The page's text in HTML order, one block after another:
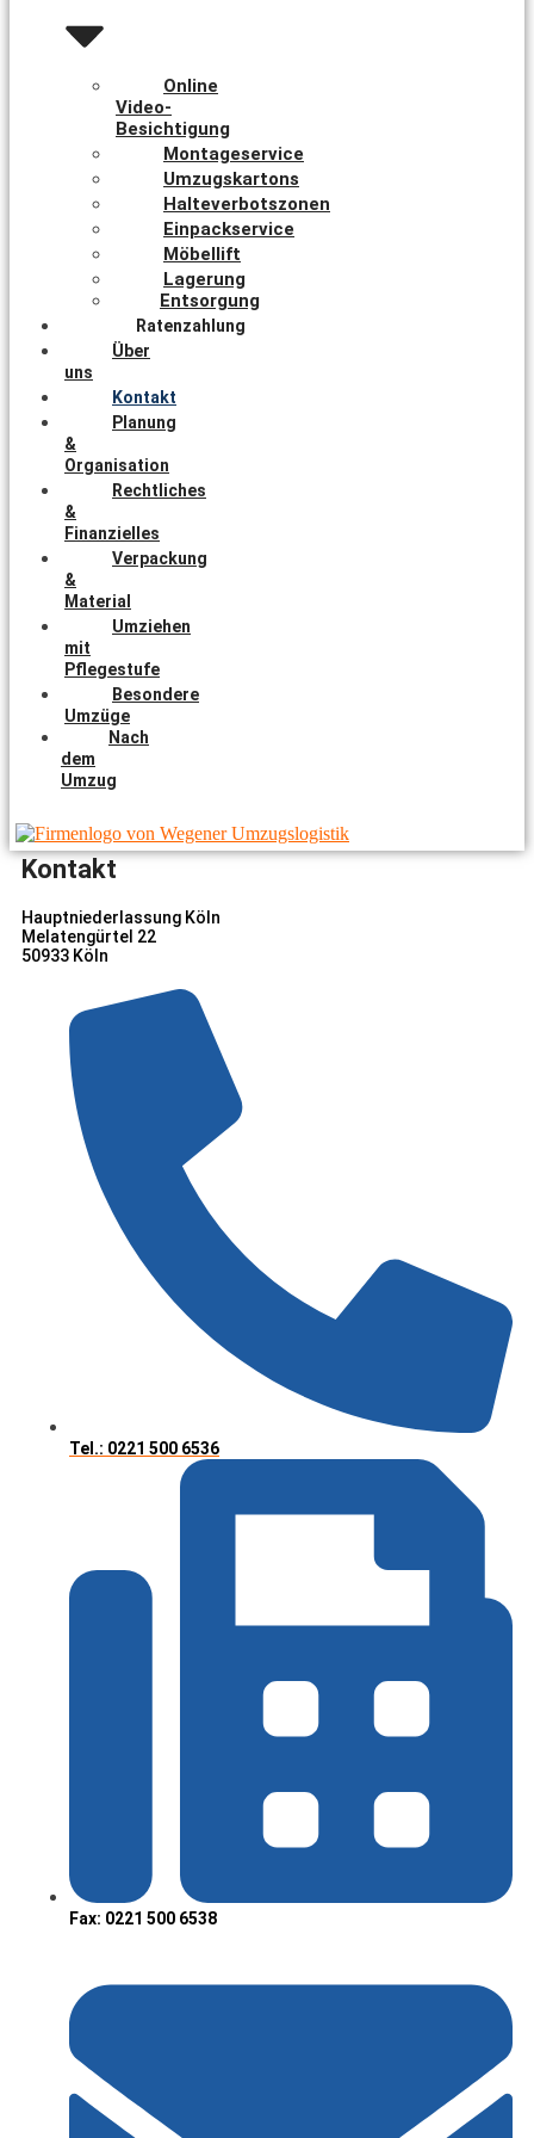
Online
Video-
Besichtigung
Montageservice
Umzugskartons
Halteverbotszonen
Einpackservice
Möbellift
Lagerung
Entsorgung
Ratenzahlung
Über
uns
Kontakt
Planung
&
Organisation
Rechtliches
&
Finanzielles
Verpackung
&
Material
Umziehen
mit
Pflegestufe
Besondere
Umzüge
Nach
dem
Umzug
Kontakt
Hauptniederlassung Köln
Melatengürtel 22
50933 Köln
Tel.: 0221 500 6536
Fax: 0221 500 6538